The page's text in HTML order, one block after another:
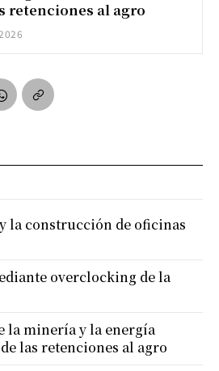
retenciones al agro
la construcción de oficinas
overclocking de la
la minería y la energía
las retenciones al agro